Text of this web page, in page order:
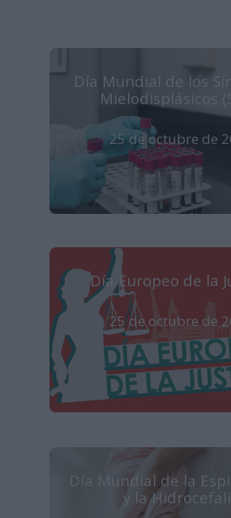
Día Mundial de los
Mielodisplásicos
25 de octubre de
Día Europeo de la
25 de octubre de
Día Mundial de la
y la